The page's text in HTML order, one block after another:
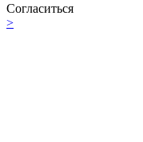
Согласиться
>